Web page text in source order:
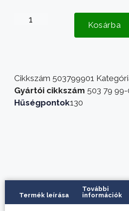
Kosárba
Cikkszám 503799901
Gyártói cikkszám 503 79 99-
Hűségpontok130
Termék leírása
További
információk